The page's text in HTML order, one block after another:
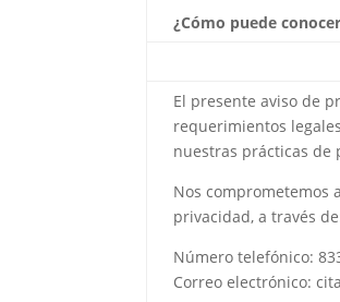
¿Cómo puede
El presente aviso de
requerimientos
nuestras prácticas de
Nos comprometemos
privacidad, a través
Número telefónico:
Correo electrónico: